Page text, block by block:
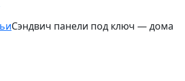
Сэндвич панели под ключ — дома